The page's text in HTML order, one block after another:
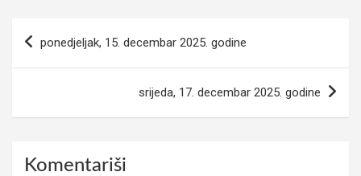
članaka
ponedjeljak, 15. decembar 2025. godine
srijeda, 17. decembar 2025. godine
Komentariši